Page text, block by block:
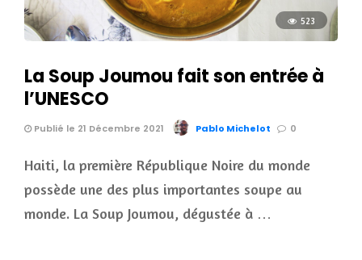
523
La Soup Joumou fait son entrée à
l’UNESCO
Publié le 21 Décembre 2021 Pablo Michelot 0
Haiti, la première République Noire du monde
possède une des plus importantes soupe au
monde. La Soup Joumou, dégustée à …